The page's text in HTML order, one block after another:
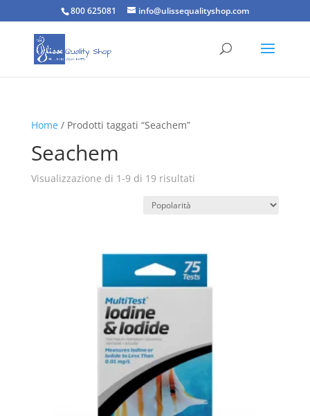
800 625081 info@ulissequalityshop.com
Home/ Prodotti taggati “Seachem”
Seachem
Visualizzazione di 1-9 di 19 risultatiPopolarità